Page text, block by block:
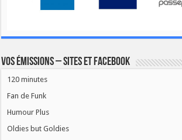
Vos émissions – Sites et Facebook
120 minutes
Fan de Funk
Humour Plus
Oldies but Goldies